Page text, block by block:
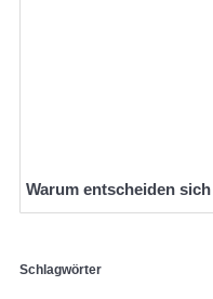
Warum entscheiden
Schlagwörter